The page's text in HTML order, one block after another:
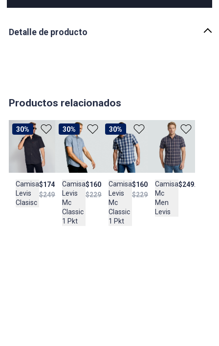
Detalle de producto
COLOMBIA
Importador:
LEVI STRAUSS COLOMBIA SAS
Cuidado y Lavado
PLANCHADO: planchar cuidadosamente CUIDADO TEXTIL
PROFESIONAL: No limpieza en seco LAVADO: lavar a mano para
tener cuidado SECADO: No secar en máquina BLANQUEADO: No
usar blanqueador
Composición:
Productos relacionados
30%
Camisa
Levis
Clasisc
$174.950
$249.900
30%
Camisa
Levis
Mc
Classic
1 Pkt
$160.950
$229.900
30%
Camisa
Levis
Mc
Classic
1 Pkt
$160.950
$229.900
Camisa
Mc
Men
Levis
$249.900